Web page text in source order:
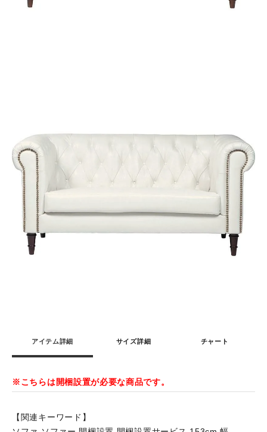
アイテム詳細 サイズ詳細 チャート
※こちらは開梱設置が必要な商品です。
【関連キーワード】